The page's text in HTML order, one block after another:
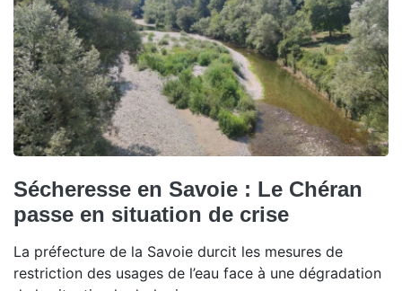
Sécheresse en Savoie : Le Chéran
passe en situation de crise
La préfecture de la Savoie durcit les mesures de
restriction des usages de l’eau face à une dégradation